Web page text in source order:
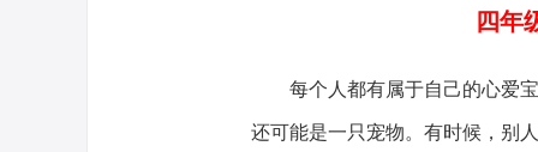
四年
每个人都有属于自己的心爱
还可能是一只宠物。有时候，别